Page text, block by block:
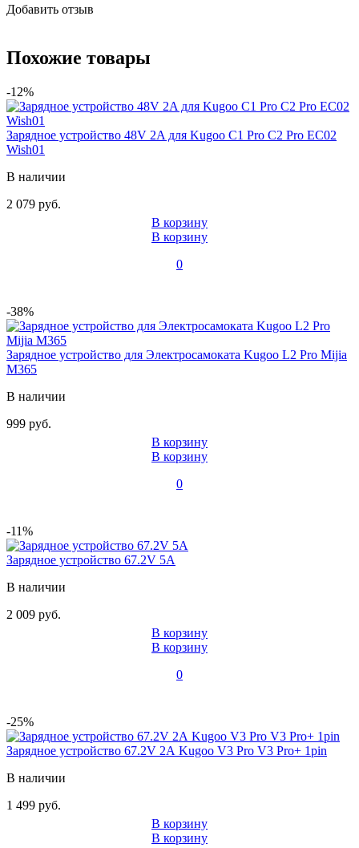
Добавить отзыв
Похожие товары
-12%
Зарядное устройство 48V 2A для Kugoo C1 Pro C2 Pro EC02
Wish01
В наличии
2 079 руб.
В корзину
В корзину
0
-38%
Зарядное устройство для Электросамоката Kugoo L2 Pro Mijia
M365
В наличии
999 руб.
В корзину
В корзину
0
-11%
Зарядное устройство 67.2V 5А
В наличии
2 009 руб.
В корзину
В корзину
0
-25%
Зарядное устройство 67.2V 2А Kugoo V3 Pro V3 Pro+ 1pin
В наличии
1 499 руб.
В корзину
В корзину